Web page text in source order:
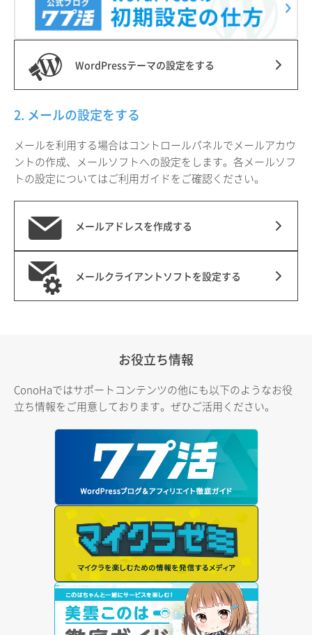
WordPressテーマの設定をする
2. メールの設定をする
メールを利用する場合はコントロールパネルでメールアカウ
ントの作成、メールソフトへの設定をします。各メールソフ
トの設定についてはご利用ガイドをご確認ください。
メールアドレスを作成する
メールクライアントソフトを設定する
お役立ち情報
ConoHaではサポートコンテンツの他にも以下のようなお役
立ち情報をご用意しております。ぜひご活用ください。